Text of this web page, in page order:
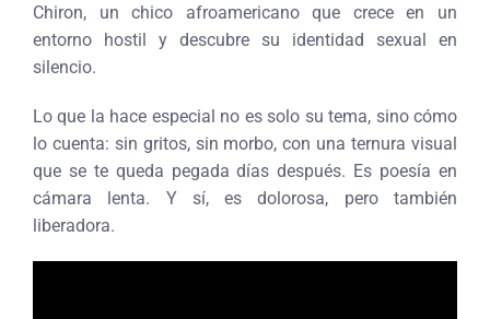
Chiron, un chico afroamericano que crece en un
entorno hostil y descubre su identidad sexual en
silencio.
Lo que la hace especial no es solo su tema, sino cómo
lo cuenta: sin gritos, sin morbo, con una ternura visual
que se te queda pegada días después. Es poesía en
cámara lenta. Y sí, es dolorosa, pero también
liberadora.